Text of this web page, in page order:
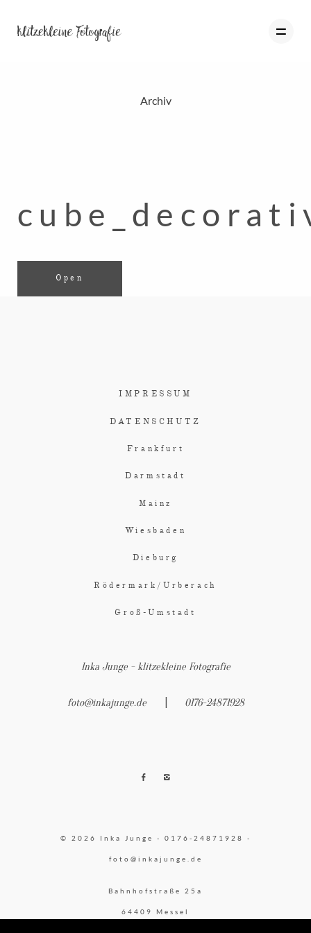
INFO
Archiv
Open
IMPRESSUM
DATENSCHUTZ
Frankfurt
Darmstadt
Mainz
Wiesbaden
Dieburg
Rödermark/Urberach
Groß-Umstadt
Inka Junge - klitzekleine Fotografie
foto@inkajunge.de 0176-24871928
© 2026 Inka Junge - 0176-24871928 -
foto@inkajunge.de
Bahnhofstraße 25a
64409 Messel